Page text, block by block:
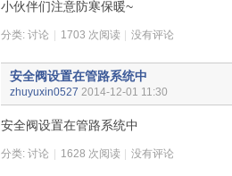
小伙伴们注意防寒保暖~
分类: 讨论 1703 次阅读 没有评论
安全阀设置在管路系统中
zhuyuxin0527 2014-12-01 11:30
安全阀设置在管路系统中
分类: 讨论 1628 次阅读 没有评论